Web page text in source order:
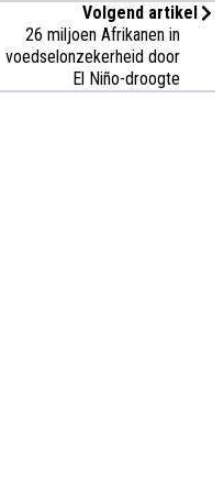
Volgend artikel
26 miljoen Afrikanen in
voedselonzekerheid door
El Niño-droogte